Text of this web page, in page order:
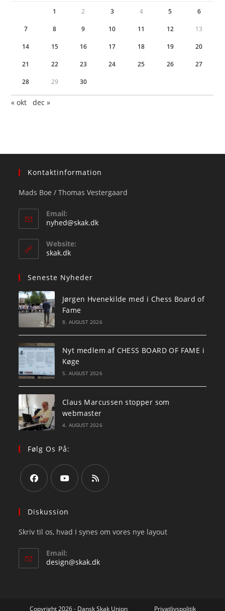
1 2 3 4 5 6
7 8 9 10 11 12 13
14 15 16 17 18 19 20
21 22 23 24 25 26 27
28 29 30
« okt dec »
Kontaktinformation
Mads Boe / Thomas Vestergaard
Email:
nyhed@skak.dkOpens
Website:
skak.dk
Seneste Nyheder
Jørgen Hvenekilde med i Chess Board of
Fame
8. AUGUST 2026
Nyt medlem af CHESS BOARD OF FAME i
Køge
5. AUGUST 2026
Claus Marcussen stopper som
webmaster
4. AUGUST 2026
Følg Os På:
in
new
tab
in
new
new
Diskussion
Skriv til os, hvad I synes om vores nye layout
Email:
design@skak.dkOpens
Copyright 2026 - Dansk Skak Union Privatlivspolitik